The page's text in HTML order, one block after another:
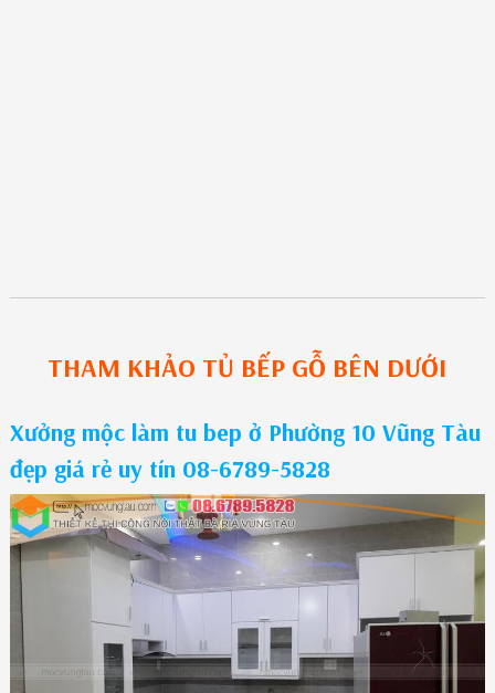
THAM KHẢO TỦ BẾP GỖ BÊN DƯỚI
Xưởng mộc làm tu bep ở Phường 10 Vũng Tàu
đẹp giá rẻ uy tín 08-6789-5828